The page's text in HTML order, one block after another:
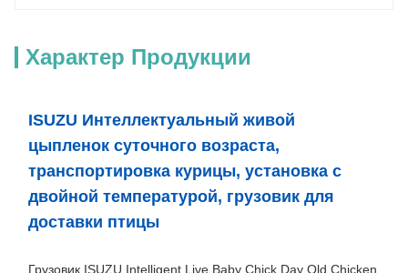
Характер Продукции
ISUZU Интеллектуальный живой
цыпленок суточного возраста,
транспортировка курицы, установка с
двойной температурой, грузовик для
доставки птицы
Грузовик ISUZU Intelligent Live Baby Chick Day Old Chicken